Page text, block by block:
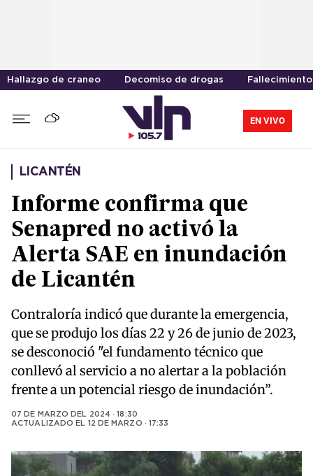
Hallazgo de craneo Decomiso de drogas Fallecimiento
EN VIVO
LICANTÉN
Informe confirma que
Senapred no activó la
Alerta SAE en inundación
de Licantén
Contraloría indicó que durante la emergencia,
que se produjo los días 22 y 26 de junio de 2023,
se desconoció "el fundamento técnico que
conllevó al servicio a no alertar a la población
frente a un potencial riesgo de inundación”.
07 DE MARZO DEL 2024 · 18:30
ACTUALIZADO EL 12 DE MARZO · 17:33